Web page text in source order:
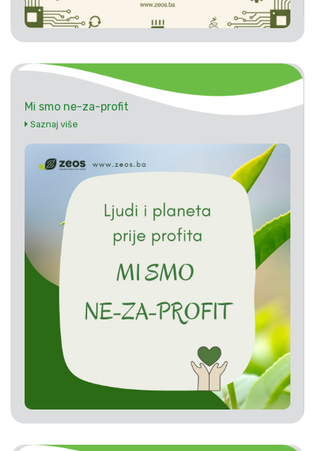
Mi smo ne-za-profit
Saznaj više